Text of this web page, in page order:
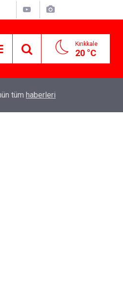
Kırıkkale
20 °C
Mahallesi'nde altyapı
tüm haberleri